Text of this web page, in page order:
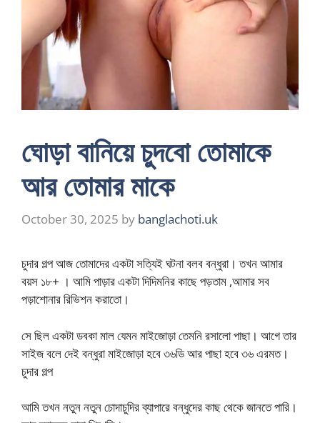
ঘোড়া বানিয়ে চুদবো তোমাকে
আর তোমার মাকে
October 30, 2025 by banglachoti.uk
চুদার গল্প আজ তোমাদের একটা সত্যিই ঘটনা বলব বন্ধুরা। তখন আমার
বয়স ১৮+ । আমি পাড়ার একটা দিদিমনির কাছে পড়তাম ,আমার সব
পড়াশোনার রিভিশন করাতো।
সে ছিল একটা ডবকা মাল যেমন মাইজোড়া তেমনি রসালো পাছা। আগে তার
সাইজ বলে দেই বন্ধুরা মাইজোড়া হবে ৩৬ডি আর পাছা হবে ৩৬ এরমত।
চুদার গল্প
আমি তখন নতুন নতুন চোদাচুদির ব্যাপারে বন্ধুদের কাছ থেকে জানতে পারি।